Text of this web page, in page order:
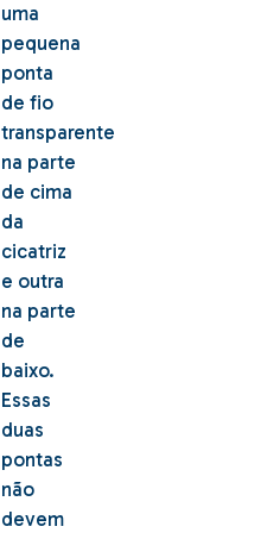
uma
pequena
ponta
de fio
transparente
na parte
de cima
da
cicatriz
e outra
na parte
de
baixo.
Essas
duas
pontas
não
devem